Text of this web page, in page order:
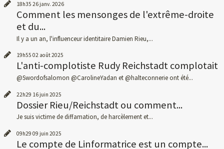
18h35 26 janv. 2026
Comment les mensonges de l'extrême-droite
et du...
Il y a un an, l'influenceur identitaire Damien Rieu,...
19h55 02 août 2025
L'anti-complotiste Rudy Reichstadt complotait
@Swordofsalomon @CarolineYadan et @halteconnerie ont été...
22h29 16 juin 2025
Dossier Rieu/Reichstadt ou comment...
Je suis victime de diffamation, de harcèlement et...
09h29 09 juin 2025
Le compte de Linformatrice est un compte...